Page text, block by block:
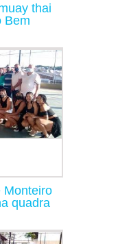
thai
Bem
Monteiro
quadra